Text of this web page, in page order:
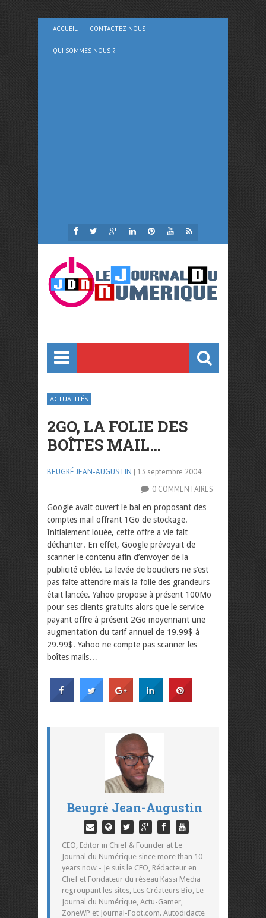
ACCUEIL CONTACTEZ-NOUS
QUI SOMMES NOUS ?
ACTUALITÉS
2GO, LA FOLIE DES
BOÎTES MAIL…
BEUGRÉ JEAN-AUGUSTIN | 13 septembre 2004
0 COMMENTAIRES
Google avait ouvert le bal en proposant des
comptes mail offrant 1Go de stockage.
Initialement louée, cette offre a vie fait
déchanter. En effet, Google prévoyait de
scanner le contenu afin d’envoyer de la
publicité ciblée. La levée de boucliers ne s’est
pas faite attendre mais la folie des grandeurs
était lancée. Yahoo propose à présent 100Mo
pour ses clients gratuits alors que le service
payant offre à présent 2Go moyennant une
augmentation du tarif annuel de 19.99$ à
29.99$. Yahoo ne compte pas scanner les
boîtes mails…
Beugré Jean-Augustin
CEO, Editor in Chief & Founder at Le
Journal du Numérique since more than 10
years now - Je suis le CEO, Rédacteur en
Chef et Fondateur du réseau Kassi Media
regroupant les sites, Les Créateurs Bio, Le
Journal du Numérique, Actu-Gamer,
ZoneWP et Journal-Foot.com. Autodidacte